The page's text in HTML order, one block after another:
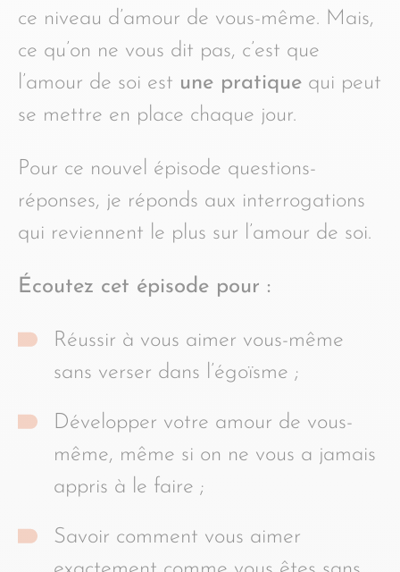
ce niveau d’amour de vous-même. Mais,
ce qu’on ne vous dit pas, c’est que
l’amour de soi est une pratique qui peut
se mettre en place chaque jour.
Pour ce nouvel épisode questions-
réponses, je réponds aux interrogations
qui reviennent le plus sur l’amour de soi.
Écoutez cet épisode pour :
Réussir à vous aimer vous-même
sans verser dans l’égoïsme ;
Développer votre amour de vous-
même, même si on ne vous a jamais
appris à le faire ;
Savoir comment vous aimer